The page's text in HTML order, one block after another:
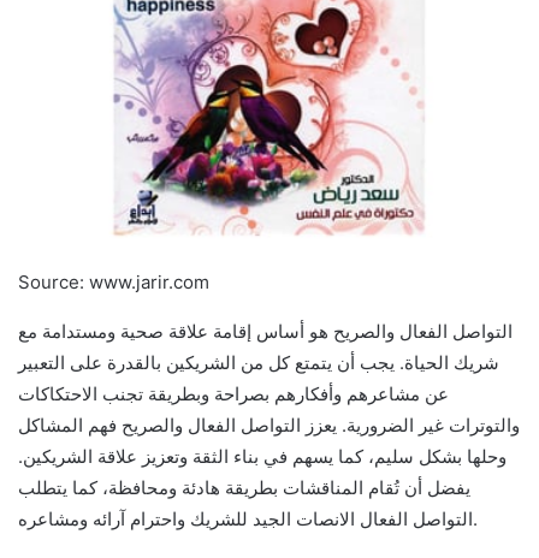
Source: www.jarir.com
التواصل الفعال والصريح هو أساس إقامة علاقة صحية ومستدامة مع
شريك الحياة. يجب أن يتمتع كل من الشريكين بالقدرة على التعبير
عن مشاعرهم وأفكارهم بصراحة وبطريقة تجنب الاحتكاكات
والتوترات غير الضرورية. يعزز التواصل الفعال والصريح فهم المشاكل
وحلها بشكل سليم، كما يسهم في بناء الثقة وتعزيز علاقة الشريكين.
يفضل أن تُقام المناقشات بطريقة هادئة ومحافظة، كما يتطلب
التواصل الفعال الانصات الجيد للشريك واحترام آرائه ومشاعره.